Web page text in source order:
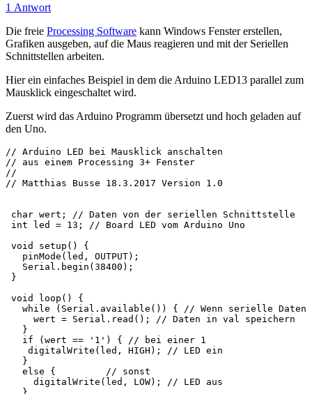
1 Antwort
Die freie Processing Software kann Windows Fenster erstellen,
Grafiken ausgeben, auf die Maus reagieren und mit der Seriellen
Schnittstellen arbeiten.
Hier ein einfaches Beispiel in dem die Arduino LED13 parallel zum
Mausklick eingeschaltet wird.
Zuerst wird das Arduino Programm übersetzt und hoch geladen auf
den Uno.
// Arduino LED bei Mausklick anschalten
// aus einem Processing 3+ Fenster
//
// Matthias Busse 18.3.2017 Version 1.0
char wert; // Daten von der seriellen Schnittstelle
int led = 13; // Board LED vom Arduino Uno
void setup() {
   pinMode(led, OUTPUT);
   Serial.begin(38400);
}
void loop() {
while (Serial.available()) { // Wenn serielle Daten
     wert = Serial.read(); // Daten in val speichern
   }
   if (wert == '1') { // bei einer 1
    digitalWrite(led, HIGH); // LED ein
   }
   else {         // sonst
     digitalWrite(led, LOW); // LED aus